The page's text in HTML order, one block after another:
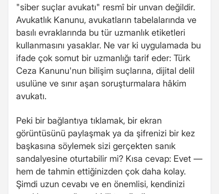
"siber suçlar avukatı" resmî bir unvan değildir.
Avukatlık Kanunu, avukatların tabelalarında ve
basılı evraklarında bu tür uzmanlık etiketleri
kullanmasını yasaklar. Ne var ki uygulamada bu
ifade çok somut bir uzmanlığı tarif eder: Türk
Ceza Kanunu'nun bilişim suçlarına, dijital delil
usulüne ve sınır aşan soruşturmalara hâkim
avukatı.
Peki bir bağlantıya tıklamak, bir ekran
görüntüsünü paylaşmak ya da şifrenizi bir kez
başkasına söylemek sizi gerçekten sanık
sandalyesine oturtabilir mi? Kısa cevap: Evet —
hem de tahmin ettiğinizden çok daha kolay.
Şimdi uzun cevabı ve en önemlisi, kendinizi